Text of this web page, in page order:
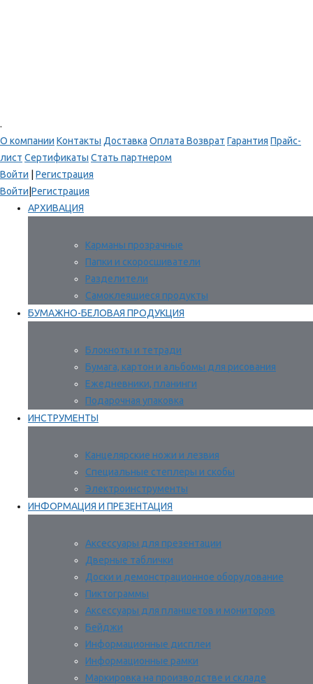
.
О компании Контакты Доставка Оплата Возврат Гарантия Прайс-
лист Сертификаты Стать партнером
Войти
Регистрация
Войти Регистрация
АРХИВАЦИЯ
Карманы прозрачные
Папки и скоросшиватели
Разделители
Самоклеящиеся продукты
БУМАЖНО-БЕЛОВАЯ ПРОДУКЦИЯ
Блокноты и тетради
Бумага, картон и альбомы для рисования
Ежедневники, планинги
Подарочная упаковка
ИНСТРУМЕНТЫ
Канцелярские ножи и лезвия
Специальные степлеры и скобы
Электроинструменты
ИНФОРМАЦИЯ И ПРЕЗЕНТАЦИЯ
Аксессуары для презентации
Дверные таблички
Доски и демонстрационное оборудование
Пиктограммы
Аксессуары для планшетов и мониторов
Бейджи
Информационные дисплеи
Информационные рамки
Маркировка на производстве и складе